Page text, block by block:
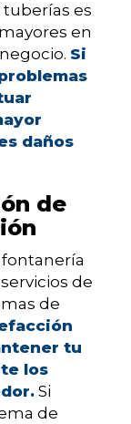
es
en
Si
daños
de
de
de
tu
los
Si
de